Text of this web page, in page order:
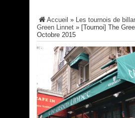
Accueil » Les tournois de
Green Linnet » [Tournoi] The
Octobre 2015